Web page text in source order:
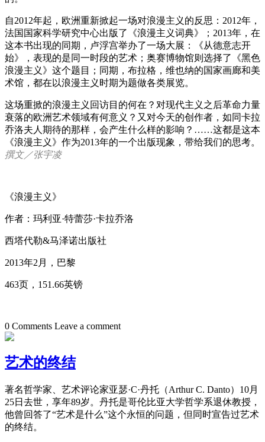
自2012年起，欧洲重新掀起一场对浪漫主义的反思：2012年，
法国国家科学研究中心出版了《浪漫主义词典》；2013年，在
这本书出现的同期，卢浮宫举办了一场大展：《从德意志开
始》，表现的是同一时段的艺术；奥赛博物馆则选择了《黑色
浪漫主义》这个题目；同期，布拉格，维也纳的国家画廊和美
术馆，都在以浪漫主义时期为题做各类展览。
这场重掀的浪漫主义回访目的何在？对现代主义之后革命力量
衰落的欧洲艺术领域有何意义？又对今天的创作者，如同卡拉
乔洛夫人期待的那样，会产生什么样的影响？……这都是这本
《浪漫主义》作为2013年的一个出版现象，带给我们的思考。
撰文／张宇凌
《浪漫主义》
作者：玛利亚·特蕾莎·卡拉乔洛
西塔代勒&马泽诺出版社
2013年2月，巴黎
463页，151.66英镑
0 Comments Leave a comment
艺术的终结
著名哲学家、艺术评论家亚瑟·C·丹托（Arthur C. Danto）10月
25日去世，享年89岁。丹托是哥伦比亚大学哲学系退休教授，
他曾回答了“艺术是什么”这个永恒的问题，但同时宣告过艺术
的终结。